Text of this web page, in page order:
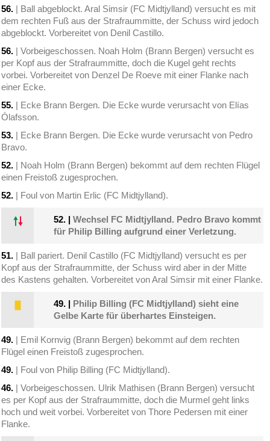
56. | Ball abgeblockt. Aral Simsir (FC Midtjylland) versucht es mit
dem rechten Fuß aus der Strafraummitte, der Schuss wird jedoch
abgeblockt. Vorbereitet von Denil Castillo.
56. | Vorbeigeschossen. Noah Holm (Brann Bergen) versucht es
per Kopf aus der Strafraummitte, doch die Kugel geht rechts
vorbei. Vorbereitet von Denzel De Roeve mit einer Flanke nach
einer Ecke.
55. | Ecke Brann Bergen. Die Ecke wurde verursacht von Elías
Ólafsson.
53. | Ecke Brann Bergen. Die Ecke wurde verursacht von Pedro
Bravo.
52. | Noah Holm (Brann Bergen) bekommt auf dem rechten Flügel
einen Freistoß zugesprochen.
52. | Foul von Martin Erlic (FC Midtjylland).
52. |Wechsel FC Midtjylland. Pedro Bravo kommt
für Philip Billing aufgrund einer Verletzung.
51. | Ball pariert. Denil Castillo (FC Midtjylland) versucht es per
Kopf aus der Strafraummitte, der Schuss wird aber in der Mitte
des Kastens gehalten. Vorbereitet von Aral Simsir mit einer Flanke.
49. | Philip Billing (FC Midtjylland) sieht eine
Gelbe Karte für überhartes Einsteigen.
49. | Emil Kornvig (Brann Bergen) bekommt auf dem rechten
Flügel einen Freistoß zugesprochen.
49. | Foul von Philip Billing (FC Midtjylland).
46. | Vorbeigeschossen. Ulrik Mathisen (Brann Bergen) versucht
es per Kopf aus der Strafraummitte, doch die Murmel geht links
hoch und weit vorbei. Vorbereitet von Thore Pedersen mit einer
Flanke.